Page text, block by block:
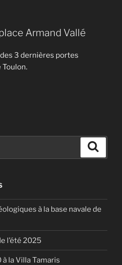
Armand Vallé
3 dernières portes
Toulon.
à la base navale de
l’été 2025
la Villa Tamaris